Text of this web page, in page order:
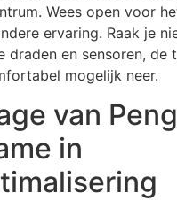
Wees open voor
ervaring. Raak je
draden en sensoren, de
mogelijk neer.
van
in